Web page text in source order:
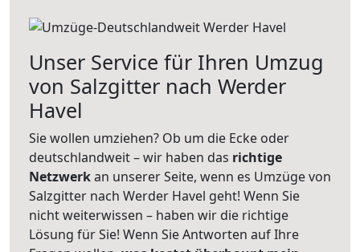
Unser Service für Ihren Umzug
von Salzgitter nach Werder
Havel
Sie wollen umziehen? Ob um die Ecke oder
deutschlandweit – wir haben das richtige
Netzwerkan unserer Seite, wenn es Umzüge von
Salzgitter nach Werder Havel geht! Wenn Sie
nicht weiterwissen – haben wir die richtige
Lösung für Sie! Wenn Sie Antworten auf Ihre